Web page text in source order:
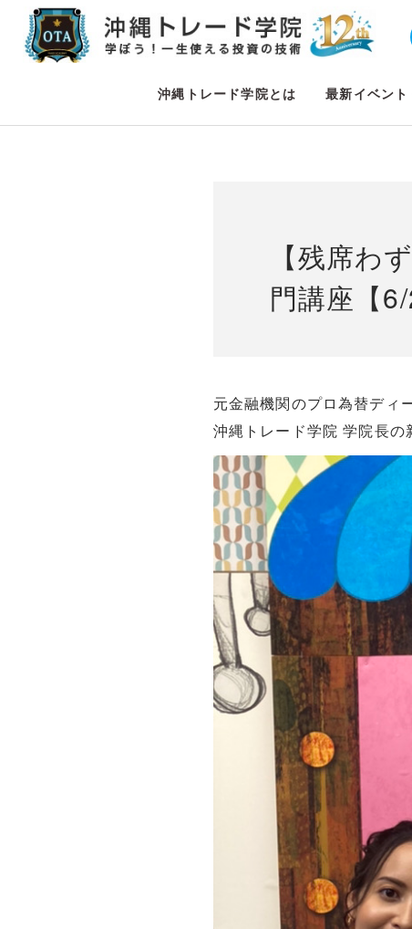
沖縄トレード学院とは 最新イベン
【残席わ
門講座【
元金融機関のプロ為替ディ
沖縄トレード学院 学院長の